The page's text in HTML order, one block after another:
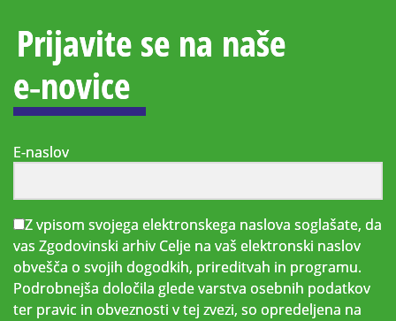
Prijavite se na naše
e‑novice
E-naslov
Z vpisom svojega elektronskega naslova soglašate, da
vas Zgodovinski arhiv Celje na vaš elektronski naslov
obvešča o svojih dogodkih, prireditvah in programu.
Podrobnejša določila glede varstva osebnih podatkov
ter pravic in obveznosti v tej zvezi, so opredeljena na